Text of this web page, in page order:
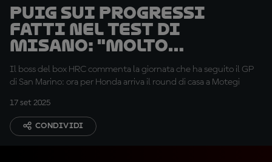
Puig sui progressi
fatti nel test di
Misano: "Molto
positivi"
Il boss del box HRC commenta la giornata che ha seguito il GP
di San Marino: ora per Honda arriva il round di casa a Motegi
17 set 2025
CONDIVIDI